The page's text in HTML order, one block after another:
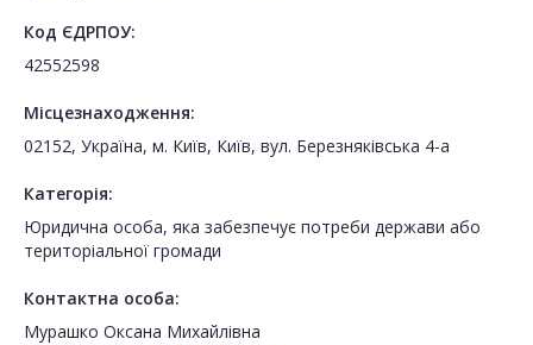
Код ЄДРПОУ:
42552598
Місцезнаходження:
02152, Україна, м. Київ, Київ, вул. Березняківська 4-а
Категорія:
Юридична особа, яка забезпечує потреби держави або
територіальної громади
Контактна особа:
Мурашко Оксана Михайлівна